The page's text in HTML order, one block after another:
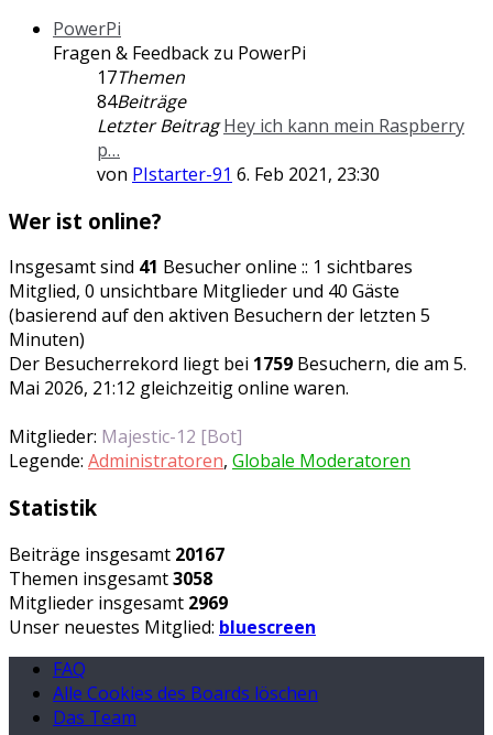
PowerPi
Fragen & Feedback zu PowerPi
17Themen
84Beiträge
Letzter Beitrag Hey ich kann mein Raspberry
p…
von PIstarter-91 6. Feb 2021, 23:30
Wer ist online?
Insgesamt sind 41 Besucher online :: 1 sichtbares
Mitglied, 0 unsichtbare Mitglieder und 40 Gäste
(basierend auf den aktiven Besuchern der letzten 5
Minuten)
Der Besucherrekord liegt bei 1759 Besuchern, die am 5.
Mai 2026, 21:12 gleichzeitig online waren.
Mitglieder: Majestic-12 [Bot]
Legende: Administratoren, Globale Moderatoren
Statistik
Beiträge insgesamt 20167
Themen insgesamt3058
Mitglieder insgesamt 2969
Unser neuestes Mitglied: bluescreen
FAQ
Alle Cookies des Boards löschen
Das Team